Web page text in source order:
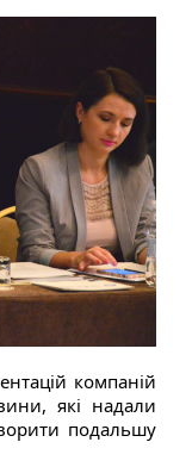
компаній
які надали
подальшу